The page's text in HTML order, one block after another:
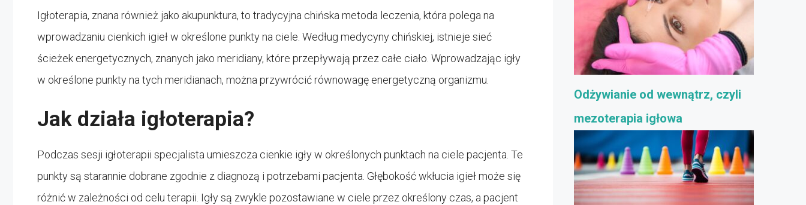
Igłoterapia, znana również jako akupunktura, to tradycyjna chińska metoda leczenia, która polega na
wprowadzaniu cienkich igieł w określone punkty na ciele. Według medycyny chińskiej, istnieje sieć
ścieżek energetycznych, znanych jako meridiany, które przepływają przez całe ciało. Wprowadzając igły
w określone punkty na tych meridianach, można przywrócić równowagę energetyczną organizmu.
Jak działa igłoterapia?
Podczas sesji igłoterapii specjalista umieszcza cienkie igły w określonych punktach na ciele pacjenta. Te
punkty są starannie dobrane zgodnie z diagnozą i potrzebami pacjenta. Głębokość wkłucia igieł może się
różnić w zależności od celu terapii. Igły są zwykle pozostawiane w ciele przez określony czas, a pacjent
Odżywianie od wewnątrz, czyli
mezoterapia igłowa